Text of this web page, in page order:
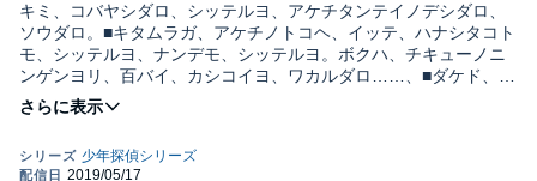
キミ、コバヤシダロ、シッテルヨ、アケチタンテイノデシダロ、
ソウダロ。■キタムラガ、アケチノトコヘ、イッテ、ハナシタコト
モ、シッテルヨ、ナンデモ、シッテルヨ。ボクハ、チキューノニ
ンゲンヨリ、百バイ、カシコイヨ、ワカルダロ……、■ダケド、キ
ミカワイイネ。 監督/吉田純子・編集/三好達也©ことのは出版
株式会社